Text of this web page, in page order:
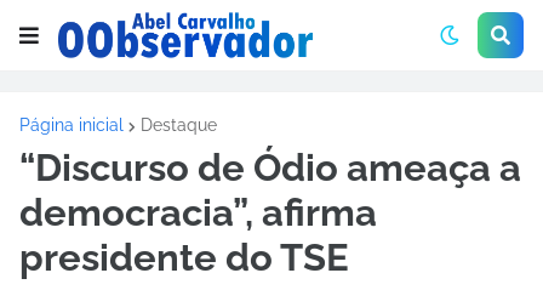
Página inicial Destaque
“Discurso de Ódio ameaça a
democracia”, afirma
presidente do TSE